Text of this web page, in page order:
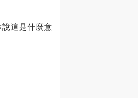
這是什麼意